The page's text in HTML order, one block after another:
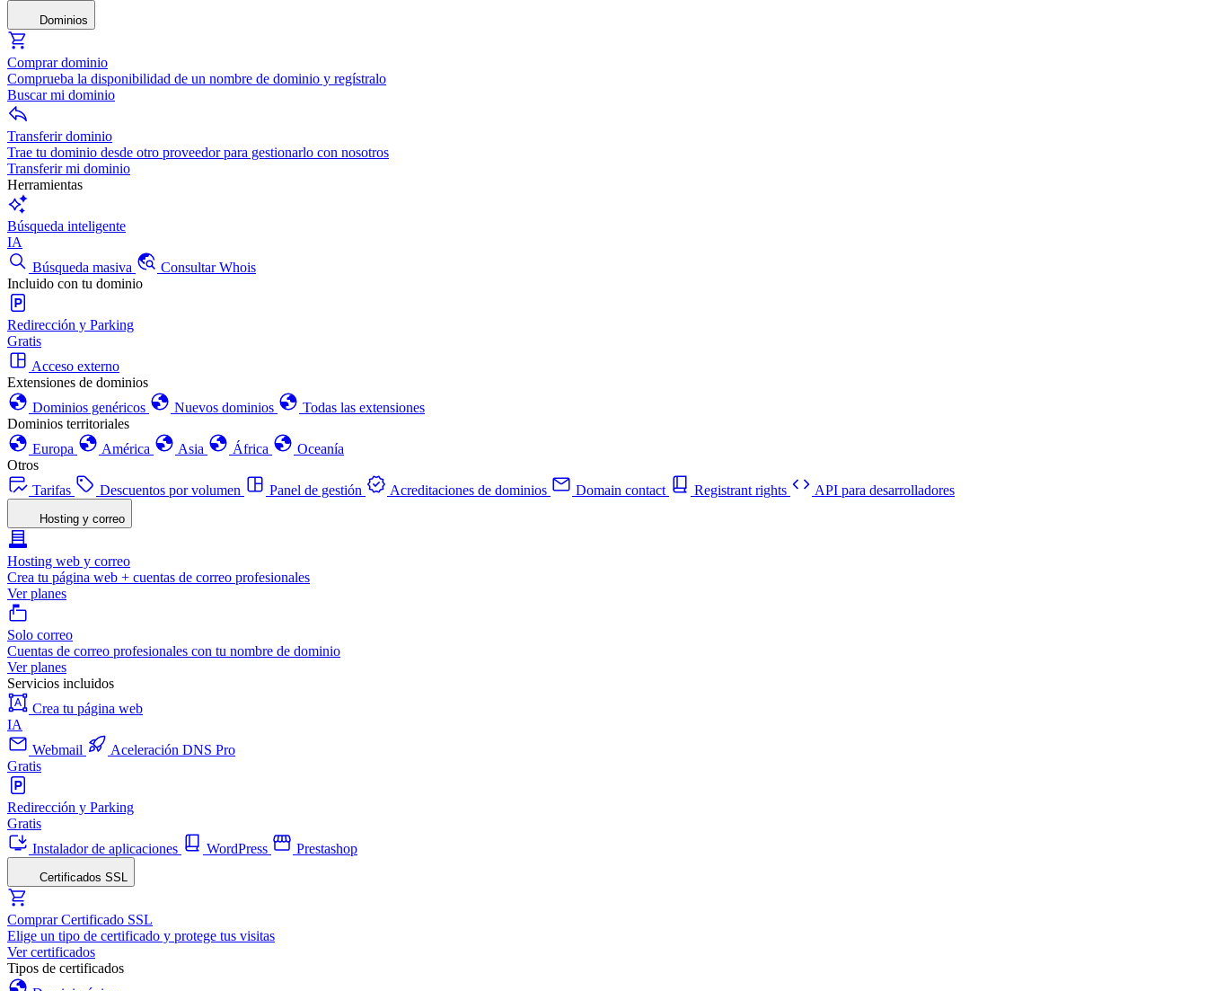
Dominios
Comprar dominio
Comprueba la disponibilidad de un nombre de dominio y regístralo
Buscar mi dominio
Transferir dominio
Trae tu dominio desde otro proveedor para gestionarlo con nosotros
Transferir mi dominio
Herramientas
Búsqueda inteligente
IA
Búsqueda masiva
Consultar Whois
Incluido con tu dominio
Redirección y Parking
Gratis
Acceso externo
Extensiones de dominios
Dominios genéricos
Nuevos dominios
Todas las extensiones
Dominios territoriales
Europa
América Asia África
Oceanía
Otros
Tarifas
Descuentos por volumen Panel de gestión Acreditaciones de dominios Domain contact Registrant rights API para desarrolladores
Hosting y correo
Hosting web y correo
Crea tu página web + cuentas de correo profesionales
Ver planes
Solo correo
Cuentas de correo profesionales con tu nombre de dominio
Ver planes
Servicios incluidos
Crea tu página web
IA
Webmail
Aceleración DNS Pro
Gratis
Redirección y Parking
Gratis
Instalador de aplicaciones
WordPress Prestashop
Certificados SSL
Comprar Certificado SSL
Elige un tipo de certificado y protege tus visitas
Ver certificados
Tipos de certificados